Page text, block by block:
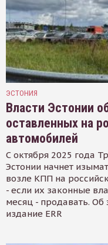
ЭСТОНИЯ
Власти Эстонии
оставленных на
автомобилей
С октября 2025 года
Эстонии начнет
возле КПП на
- если их законные
месяц - продавать. Об
издание ERR